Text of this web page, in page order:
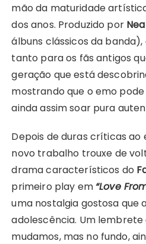
mão da maturidade
dos anos. Produzido por
álbuns clássicos da
tanto para os fãs antigos
geração que está
mostrando que o emo
ainda assim soar pura
Depois de duras críticas
novo trabalho trouxe de
drama característicos do
primeiro play em“Love
uma nostalgia gostosa que
adolescência. Um
mudamos, mas no fundo,